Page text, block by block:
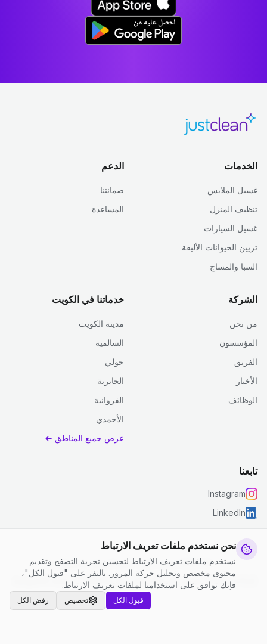
نحن نستخدم ملفات تعريف الارتباط
نستخدم ملفات تعريف الارتباط لتحسين تجربة التصفح وتقديم
محتوى مخصص وتحليل حركة المرور. بالنقر على "قبول الكل"،
فإنك توافق على استخدامنا لملفات تعريف الارتباط.
رفض الكل تخصيص قبول الكل
الخدمات
غسيل الملابس
تنظيف المنزل
غسيل السيارات
تزيين الحيوانات الأليفة
السبا والمساج
الدعم
ضمانتنا
المساعدة
الشركة
من نحن
المؤسسون
الفريق
الأخبار
الوظائف
خدماتنا في الكويت
مدينة الكويت
السالمية
حولي
الجابرية
الفروانية
الأحمدي
عرض جميع المناطق ←
تابعنا
Instagram
LinkedIn
© 2026 جست كلين. جميع الحقوق محفوظة.
سياسة الخصوصية
الشروط والأحكام | إعدادات ملفات تعريف الارتباط